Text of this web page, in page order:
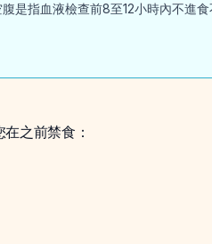
是指血液檢查前8至12小時內不進
之前禁食：